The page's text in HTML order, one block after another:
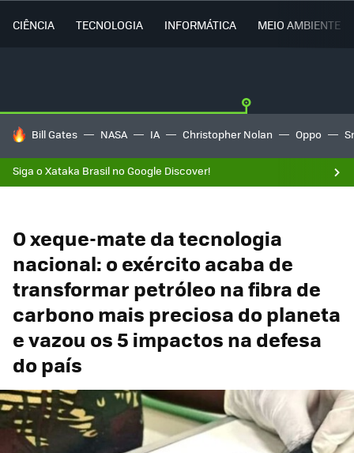
CIÊNCIA TECNOLOGIA INFORMÁTICA MEIO AMBIENTE
TENDÊNCIAS DO DIA
Bill Gates NASA IA Christopher Nolan Oppo
Siga o Xataka Brasil no Google Discover!
O xeque-mate da tecnologia
nacional: o exército acaba de
transformar petróleo na fibra de
carbono mais preciosa do planeta
e vazou os 5 impactos na defesa
do país